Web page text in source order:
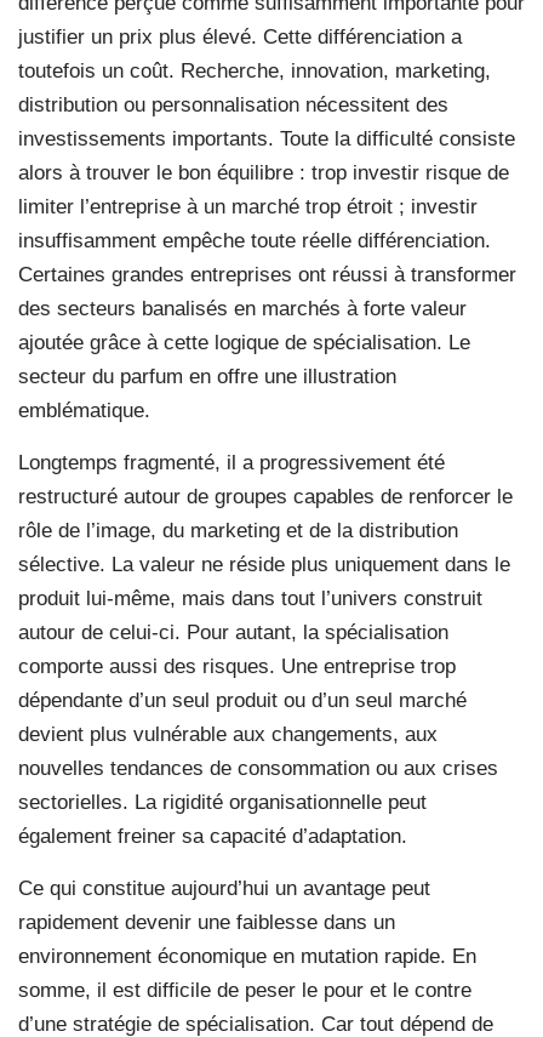
justifier un prix plus élevé. Cette différenciation a
toutefois un coût. Recherche, innovation, marketing,
distribution ou personnalisation nécessitent des
investissements importants. Toute la difficulté consiste
alors à trouver le bon équilibre : trop investir risque de
limiter l’entreprise à un marché trop étroit ; investir
insuffisamment empêche toute réelle différenciation.
Certaines grandes entreprises ont réussi à transformer
des secteurs banalisés en marchés à forte valeur
ajoutée grâce à cette logique de spécialisation. Le
secteur du parfum en offre une illustration
emblématique.
Longtemps fragmenté, il a progressivement été
restructuré autour de groupes capables de renforcer le
rôle de l’image, du marketing et de la distribution
sélective. La valeur ne réside plus uniquement dans le
produit lui-même, mais dans tout l’univers construit
autour de celui-ci. Pour autant, la spécialisation
comporte aussi des risques. Une entreprise trop
dépendante d’un seul produit ou d’un seul marché
devient plus vulnérable aux changements, aux
nouvelles tendances de consommation ou aux crises
sectorielles. La rigidité organisationnelle peut
également freiner sa capacité d’adaptation.
Ce qui constitue aujourd’hui un avantage peut
rapidement devenir une faiblesse dans un
environnement économique en mutation rapide. En
somme, il est difficile de peser le pour et le contre
d’une stratégie de spécialisation. Car tout dépend de